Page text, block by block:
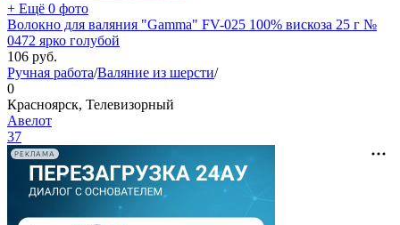
+ Ещё 0 фото
Волокно для валяния "Gamma" FV-025 100% вискоза 25 г №
0472 ярко голубой
106 руб.
Ручная работа/Валяние из шерсти/
0
Красноярск, Телевизорный
Авелот
37
РЕКЛАМА